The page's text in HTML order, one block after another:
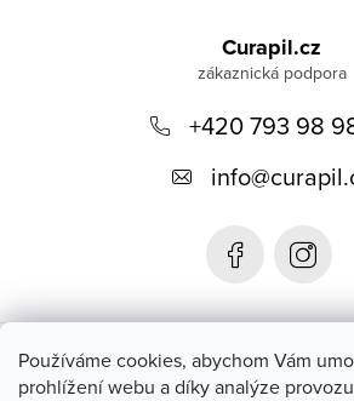
Používáme cookies, abychom Vám
prohlížení webu a díky analýze
Instagram
Curapil.cz
+420 793 98
info@